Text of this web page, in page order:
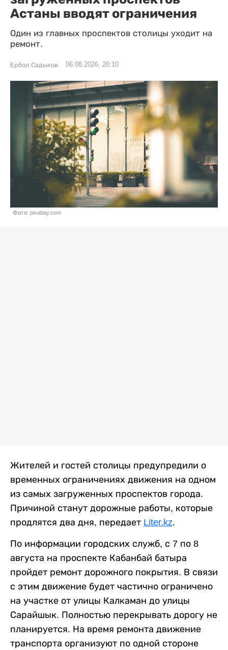
Астаны вводят ограничения
Один из главных проспектов столицы уходит на
ремонт.
Ербол Садыков 06.08.2026, 20:10
Фото: pixabay.com
Жителей и гостей столицы предупредили о
временных ограничениях движения на одном
из самых загруженных проспектов города.
Причиной станут дорожные работы, которые
продлятся два дня, передает Liter.kz.
По информации городских служб, с 7 по 8
августа на проспекте Кабанбай батыра
пройдет ремонт дорожного покрытия. В связи
с этим движение будет частично ограничено
на участке от улицы Калкаман до улицы
Сарайшык. Полностью перекрывать дорогу не
планируется. На время ремонта движение
транспорта организуют по одной стороне